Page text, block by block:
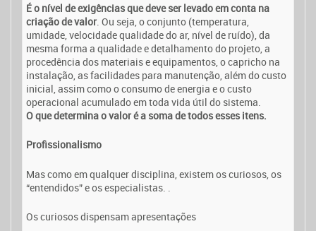
É o nível de exigências que deve ser levado em conta na
criação de valor. Ou seja, o conjunto (temperatura,
umidade, velocidade qualidade do ar, nível de ruído), da
mesma forma a qualidade e detalhamento do projeto, a
procedência dos materiais e equipamentos, o capricho na
instalação, as facilidades para manutenção, além do custo
inicial, assim como o consumo de energia e o custo
operacional acumulado em toda vida útil do sistema.
O que determina o valor é a soma de todos esses itens.
Profissionalismo
Mas como em qualquer disciplina, existem os curiosos, os
“entendidos” e os especialistas. .
Os curiosos dispensam apresentações